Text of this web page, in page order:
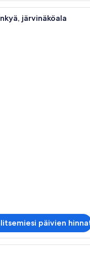
Moderni sisustus, jossa on
järvinäköala
päivien